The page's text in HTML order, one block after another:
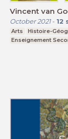
Vincent van
October 2021- 12
Arts Histoire-
Enseignement